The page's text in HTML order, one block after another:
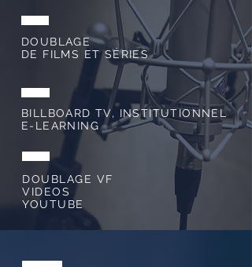
DOUBLAGE
DE FILMS ET SÉRIES
BILLBOARD TV, INSTITUTIONNEL
E-LEARNING
DOUBLAGE VF
VIDEOS
YOUTUBE